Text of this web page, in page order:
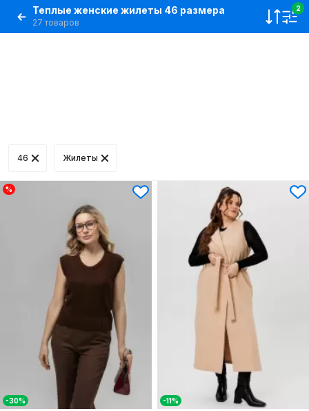
Теплые женские жилеты 46 размера
27 товаров
2
46 Жилеты
%
-30% -11%